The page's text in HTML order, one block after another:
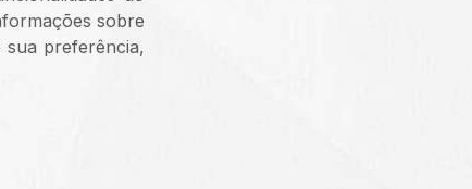
sobre
sua preferência,